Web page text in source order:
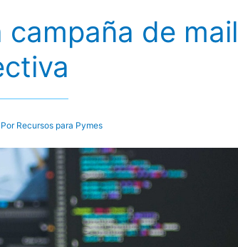
de
Recursos para Pymes